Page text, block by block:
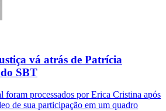
vá atrás de Patrícia
SBT
foram processados por Erica Cristina após
de sua participação em um quadro